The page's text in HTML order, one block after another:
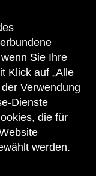
Sie Ihre
Klick auf „Alle
Verwendung
Dienste
die für
werden.